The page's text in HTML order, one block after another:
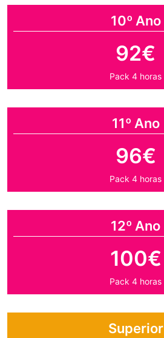
10º Ano
92€
Pack 4 horas
11º Ano
96€
Pack 4 horas
12º Ano
100€
Pack 4 horas
Superior